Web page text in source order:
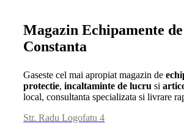
Magazin Echipamente
Constanta
Gaseste cel mai apropiat magazin de
protectie,incaltaminte de lucru si
local, consultanta specializata si livrare
Str. Radu Logofatu 4